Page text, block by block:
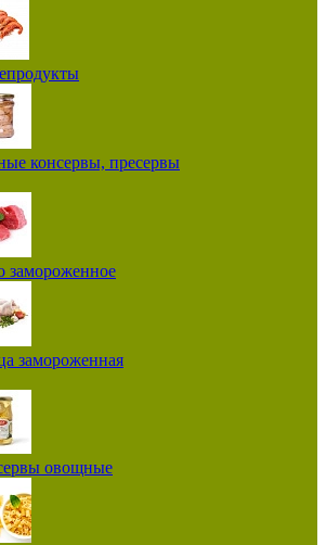
консервы, пресервы
замороженное
замороженная
овощные